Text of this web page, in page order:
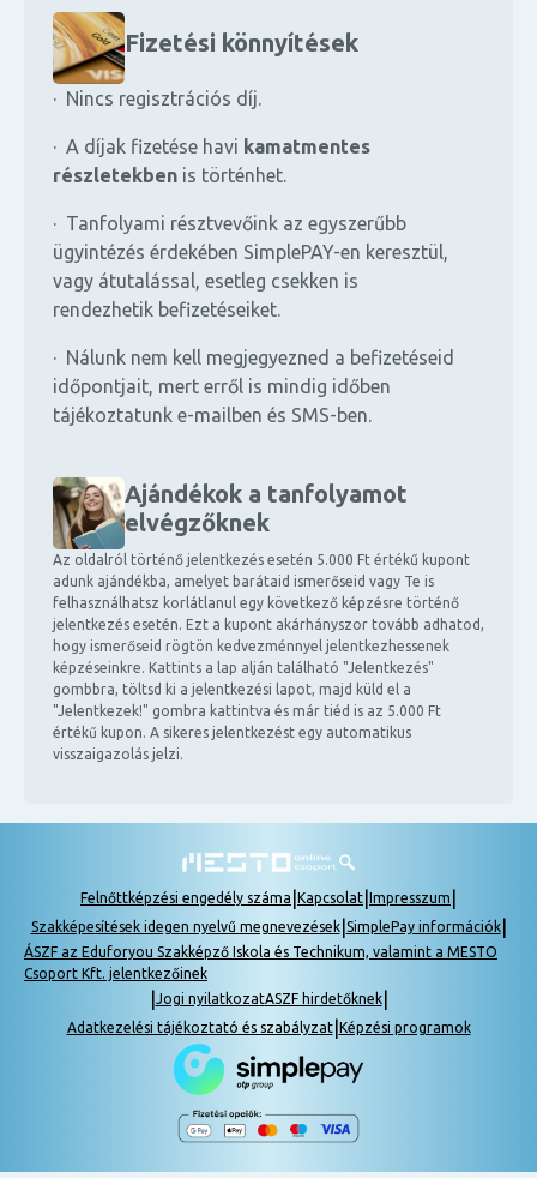
Fizetési könnyítések
· Nincs regisztrációs díj.
· A díjak fizetése havi kamatmentes
részletekben is történhet.
· Tanfolyami résztvevőink az egyszerűbb
ügyintézés érdekében SimplePAY-en keresztül,
vagy átutalással, esetleg csekken is
rendezhetik befizetéseiket.
· Nálunk nem kell megjegyezned a befizetéseid
időpontjait, mert erről is mindig időben
tájékoztatunk e-mailben és SMS-ben.
Ajándékok a tanfolyamot
elvégzőknek
Az oldalról történő jelentkezés esetén 5.000 Ft értékű kupont
adunk ajándékba, amelyet barátaid ismerőseid vagy Te is
felhasználhatsz korlátlanul egy következő képzésre történő
jelentkezés esetén. Ezt a kupont akárhányszor tovább adhatod,
hogy ismerőseid rögtön kedvezménnyel jelentkezhessenek
képzéseinkre. Kattints a lap alján található "Jelentkezés"
gombbra, töltsd ki a jelentkezési lapot, majd küld el a
"Jelentkezek!" gombra kattintva és már tiéd is az 5.000 Ft
értékű kupon. A sikeres jelentkezést egy automatikus
visszaigazolás jelzi.
Felnőttképzési engedély száma Kapcsolat Impresszum
Szakképesítések idegen nyelvű megnevezések| SimplePay információk|
ÁSZF az Eduforyou Szakképző Iskola és Technikum, valamint a MESTO
Csoport Kft. jelentkezőinek
Jogi nyilatkozatASZF hirdetőknek|
Adatkezelési tájékoztató és szabályzat| Képzési programok